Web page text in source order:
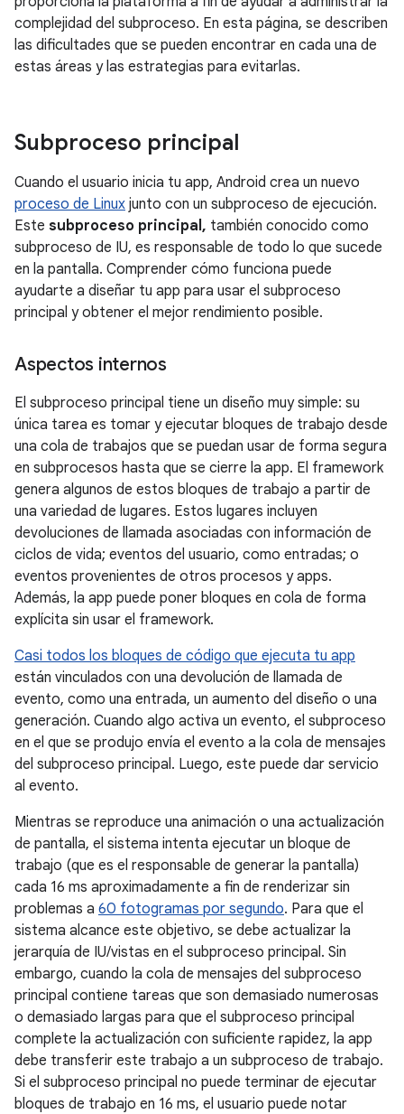
complejidad del subproceso. En esta página, se describen
las dificultades que se pueden encontrar en cada una de
estas áreas y las estrategias para evitarlas.
Subproceso principal
Cuando el usuario inicia tu app, Android crea un nuevo
proceso de Linux junto con un subproceso de ejecución.
Este subproceso principal, también conocido como
subproceso de IU, es responsable de todo lo que sucede
en la pantalla. Comprender cómo funciona puede
ayudarte a diseñar tu app para usar el subproceso
principal y obtener el mejor rendimiento posible.
Aspectos internos
El subproceso principal tiene un diseño muy simple: su
única tarea es tomar y ejecutar bloques de trabajo desde
una cola de trabajos que se puedan usar de forma segura
en subprocesos hasta que se cierre la app. El framework
genera algunos de estos bloques de trabajo a partir de
una variedad de lugares. Estos lugares incluyen
devoluciones de llamada asociadas con información de
ciclos de vida; eventos del usuario, como entradas; o
eventos provenientes de otros procesos y apps.
Además, la app puede poner bloques en cola de forma
explícita sin usar el framework.
Casi todos los bloques de código que ejecuta tu app
están vinculados con una devolución de llamada de
evento, como una entrada, un aumento del diseño o una
generación. Cuando algo activa un evento, el subproceso
en el que se produjo envía el evento a la cola de mensajes
del subproceso principal. Luego, este puede dar servicio
al evento.
Mientras se reproduce una animación o una actualización
de pantalla, el sistema intenta ejecutar un bloque de
trabajo (que es el responsable de generar la pantalla)
cada 16 ms aproximadamente a fin de renderizar sin
problemas a 60 fotogramas por segundo. Para que el
sistema alcance este objetivo, se debe actualizar la
jerarquía de IU/vistas en el subproceso principal. Sin
embargo, cuando la cola de mensajes del subproceso
principal contiene tareas que son demasiado numerosas
o demasiado largas para que el subproceso principal
complete la actualización con suficiente rapidez, la app
debe transferir este trabajo a un subproceso de trabajo.
Si el subproceso principal no puede terminar de ejecutar
bloques de trabajo en 16 ms, el usuario puede notar